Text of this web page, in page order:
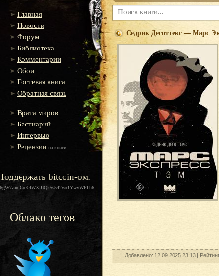
Главная
Новости
Форум
Библиотека
Комментарии
Обои
Гостевая книга
Обратная связь
Врата миров
Бестиарий
Интервью
Рецензии на книги
bitcoin-ом:
Облако тегов
Седрик Деготтекс — Марс
Добавлено: 12.09.2025 23:13 |